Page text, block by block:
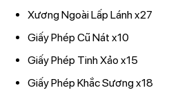
Xương Ngoài Lấp Lánh x27
Giấy Phép Cũ Nát x10
Giấy Phép Tinh Xảo x15
Giấy Phép Khắc Sương x18